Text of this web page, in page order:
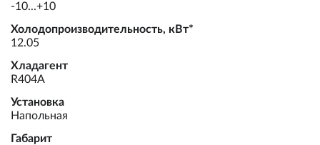
-10...+10
Холодопроизводительность, кВт*
12.05
Хладагент
R404A
Установка
Напольная
Габарит